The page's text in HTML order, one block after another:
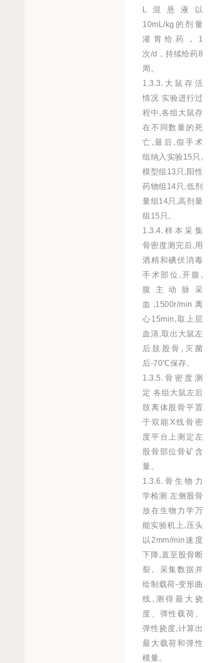
L混悬液以
10mL/kg的剂量
灌胃给药，1
次/d，持续给药8
周。
1.3.3.大鼠存活
情况 实验进行过
程中,各组大鼠存
在不同数量的死
亡,最后,假手术
组纳入实验15只,
模型组13只,阳性
药物组14只,低剂
量组14只,高剂量
组15只。
1.3.4.样本采集
骨密度测完后,用
酒精和碘伏消毒
手术部位,开腹,
腹主动脉采
血,1500r/min离
心15min,取上层
血清,取出大鼠左
后肢股骨,灭菌
后-70℃保存。
1.3.5.骨密度测
定 各组大鼠左后
肢离体股骨平置
于双能X线骨密
度平台上测定左
股骨部位骨矿含
量。
1.3.6.骨生物力
学检测 左侧股骨
放在生物力学万
能实验机上,压头
以2mm/min速度
下降,直至股骨断
裂。采集数据并
绘制载荷-变形曲
线,测得最大挠
度、弹性载荷、
弹性挠度,计算出
最大载荷和弹性
模量。